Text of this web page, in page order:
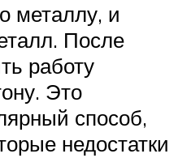
металлу, и
После
работу
Это
способ,
недостатки